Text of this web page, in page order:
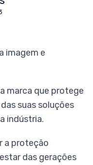
imagem e
marca que protege
suas soluções
indústria.
a proteção
das gerações